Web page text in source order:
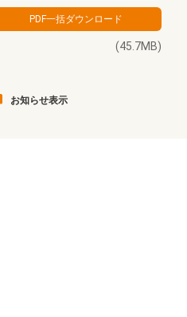
(45.7MB)
お知らせ表示